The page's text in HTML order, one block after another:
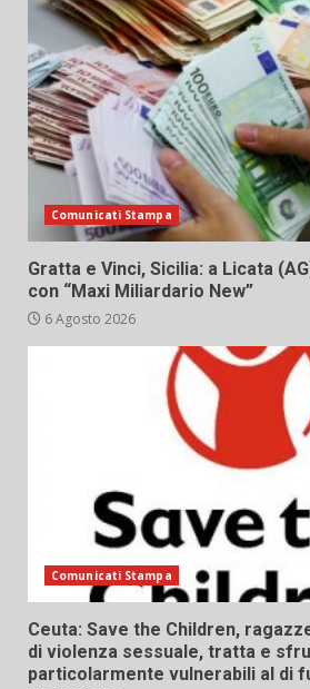
Comunicati Stampa
Gratta e Vinci, Sicilia: a Licata
con “Maxi Miliardario New”
6 Agosto 2026
Comunicati Stampa
Ceuta: Save the Children,
di violenza sessuale, tratta e
particolarmente vulnerabili al di